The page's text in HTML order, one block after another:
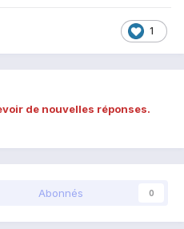
1
de nouvelles réponses.
Abonnés 0